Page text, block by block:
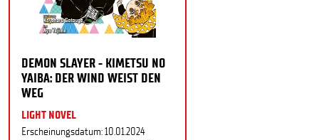
DEMON SLAYER - KIMETSU NO
YAIBA: DER WIND WEIST DEN
WEG
LIGHT NOVEL
Erscheinungsdatum: 10.01.2024